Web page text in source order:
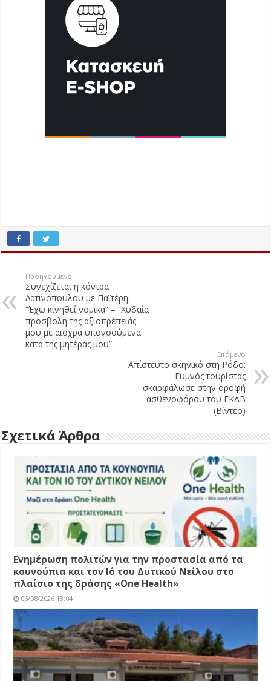
Προηγούμενο
Συνεχίζεται η κόντρα
Λατινοπούλου με Παϊτέρη:
“Έχω κινηθεί νομικά” – “Χυδαία
προσβολή της αξιοπρέπειάς
μου με αισχρά υπονοούμενα
κατά της μητέρας μου”
Επόμενο
Απίστευτο σκηνικό στη Ρόδο:
Γυμνός τουρίστας
σκαρφάλωσε στην οροφή
ασθενοφόρου του ΕΚΑΒ
(Βίντεο)
Σχετικά Άρθρα
Ενημέρωση πολιτών για την προστασία από τα
κουνούπια και τον Ιό του Δυτικού Νείλου στο
πλαίσιο της δράσης «One Health»
06/08/2026 13:04